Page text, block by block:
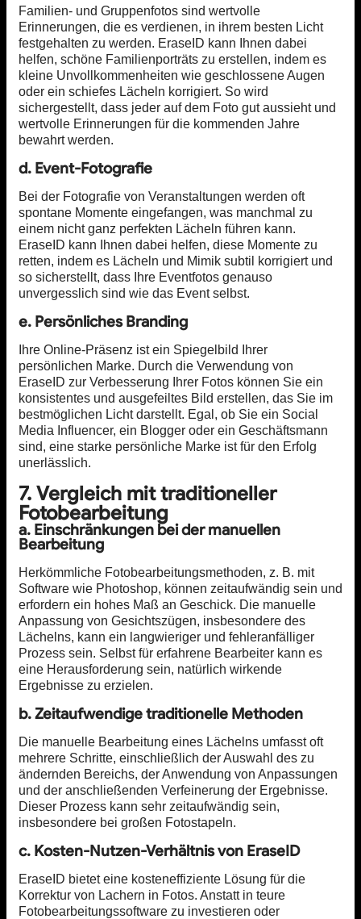
Familien- und Gruppenfotos sind wertvolle
Erinnerungen, die es verdienen, in ihrem besten Licht
festgehalten zu werden. EraseID kann Ihnen dabei
helfen, schöne Familienporträts zu erstellen, indem es
kleine Unvollkommenheiten wie geschlossene Augen
oder ein schiefes Lächeln korrigiert. So wird
sichergestellt, dass jeder auf dem Foto gut aussieht und
wertvolle Erinnerungen für die kommenden Jahre
bewahrt werden.
d. Event-Fotografie
Bei der Fotografie von Veranstaltungen werden oft
spontane Momente eingefangen, was manchmal zu
einem nicht ganz perfekten Lächeln führen kann.
EraseID kann Ihnen dabei helfen, diese Momente zu
retten, indem es Lächeln und Mimik subtil korrigiert und
so sicherstellt, dass Ihre Eventfotos genauso
unvergesslich sind wie das Event selbst.
e. Persönliches Branding
Ihre Online-Präsenz ist ein Spiegelbild Ihrer
persönlichen Marke. Durch die Verwendung von
EraseID zur Verbesserung Ihrer Fotos können Sie ein
konsistentes und ausgefeiltes Bild erstellen, das Sie im
bestmöglichen Licht darstellt. Egal, ob Sie ein Social
Media Influencer, ein Blogger oder ein Geschäftsmann
sind, eine starke persönliche Marke ist für den Erfolg
unerlässlich.
7. Vergleich mit traditioneller
Fotobearbeitung
a. Einschränkungen bei der manuellen
Bearbeitung
Herkömmliche Fotobearbeitungsmethoden, z. B. mit
Software wie Photoshop, können zeitaufwändig sein und
erfordern ein hohes Maß an Geschick. Die manuelle
Anpassung von Gesichtszügen, insbesondere des
Lächelns, kann ein langwieriger und fehleranfälliger
Prozess sein. Selbst für erfahrene Bearbeiter kann es
eine Herausforderung sein, natürlich wirkende
Ergebnisse zu erzielen.
b. Zeitaufwendige traditionelle Methoden
Die manuelle Bearbeitung eines Lächelns umfasst oft
mehrere Schritte, einschließlich der Auswahl des zu
ändernden Bereichs, der Anwendung von Anpassungen
und der anschließenden Verfeinerung der Ergebnisse.
Dieser Prozess kann sehr zeitaufwändig sein,
insbesondere bei großen Fotostapeln.
c. Kosten-Nutzen-Verhältnis von EraseID
EraseID bietet eine kosteneffiziente Lösung für die
Korrektur von Lachern in Fotos. Anstatt in teure
Fotobearbeitungssoftware zu investieren oder